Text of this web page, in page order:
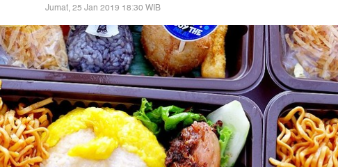
Jumat, 25 Jan 2019 18:30 WIB